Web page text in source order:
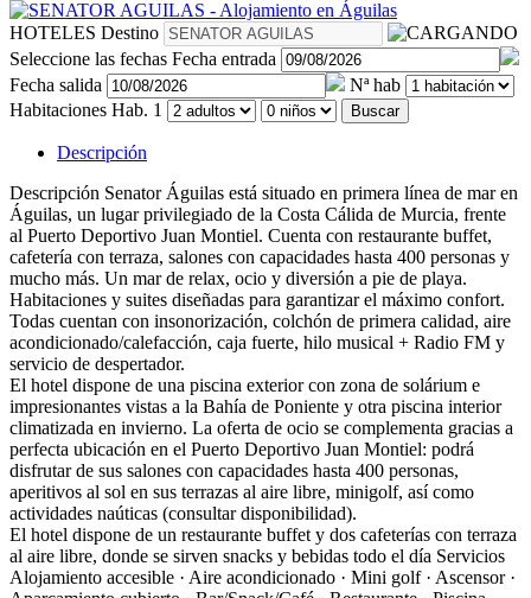
HOTELES Destino
Seleccione las fechas Fecha entrada
Fecha salida
Nª hab
Habitaciones Hab. 1 Buscar
Descripción
Descripción Senator Águilas está situado en primera línea de mar en
Águilas, un lugar privilegiado de la Costa Cálida de Murcia, frente
al Puerto Deportivo Juan Montiel. Cuenta con restaurante buffet,
cafetería con terraza, salones con capacidades hasta 400 personas y
mucho más. Un mar de relax, ocio y diversión a pie de playa.
Habitaciones y suites diseñadas para garantizar el máximo confort.
Todas cuentan con insonorización, colchón de primera calidad, aire
acondicionado/calefacción, caja fuerte, hilo musical + Radio FM y
servicio de despertador.
El hotel dispone de una piscina exterior con zona de solárium e
impresionantes vistas a la Bahía de Poniente y otra piscina interior
climatizada en invierno. La oferta de ocio se complementa gracias a
perfecta ubicación en el Puerto Deportivo Juan Montiel: podrá
disfrutar de sus salones con capacidades hasta 400 personas,
aperitivos al sol en sus terrazas al aire libre, minigolf, así como
actividades naúticas (consultar disponibilidad).
El hotel dispone de un restaurante buffet y dos cafeterías con terraza
al aire libre, donde se sirven snacks y bebidas todo el día Servicios
Alojamiento accesible · Aire acondicionado · Mini golf · Ascensor ·